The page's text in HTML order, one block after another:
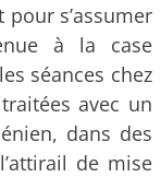
s’assumer
à la case
séances chez
avec un
dans des
de mise